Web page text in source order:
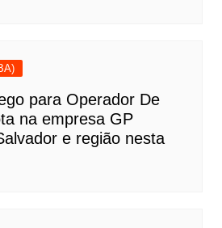
para Operador De
na empresa GP
e região nesta